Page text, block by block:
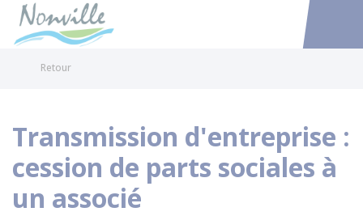
Accéder
Retour
Transmission d'entreprise :
cession de parts sociales à
un associé